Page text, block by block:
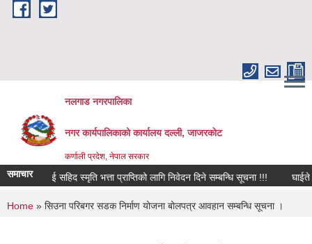
Skip to main content
नलगाड नगरपालिका
नगर कार्यपालिकाको कार्यालय दल्ली, जाजरकाेट
कर्णाली प्रदेश, नेपाल सरकार
समाचारसहिद स्मृति भत्ता प्राप्तिको लागि निवेदन दिने सम्बन्धि सूचना !!! घाईते
You are here
Home » सिउना परिबगर सडक निर्माण योजना बोलपत्र आवहान सम्बन्धि सूचना ।